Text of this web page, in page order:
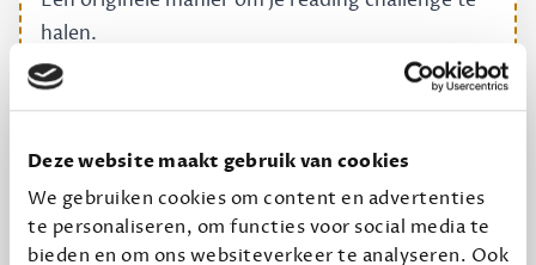
Deze website maakt gebruik van cookies
We gebruiken cookies om content en advertenties
te personaliseren, om functies voor social media te
bieden en om ons websiteverkeer te analyseren. Ook
halen.
12,50 per maand, incl. verzending
Geef cadeau